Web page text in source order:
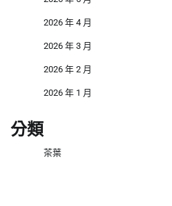
2026 年 4 月
2026 年 3 月
2026 年 2 月
2026 年 1 月
分類
茶葉